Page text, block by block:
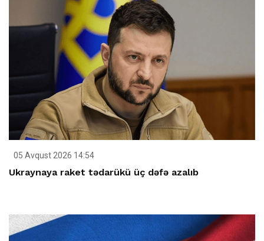
05 Avqust 2026 14:54
Ukraynaya raket tədarükü üç dəfə azalıb